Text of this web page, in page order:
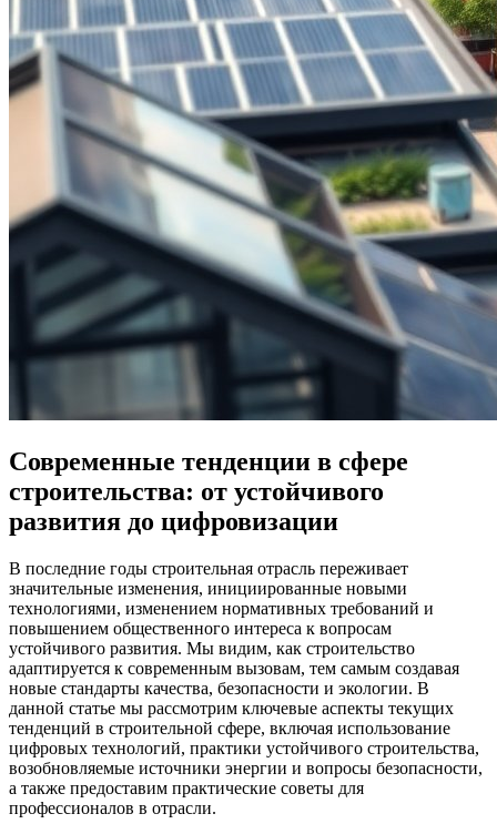
Современные тенденции в сфере
строительства: от устойчивого
развития до цифровизации
В последние годы строительная отрасль переживает
значительные изменения, инициированные новыми
технологиями, изменением нормативных требований и
повышением общественного интереса к вопросам
устойчивого развития. Мы видим, как строительство
адаптируется к современным вызовам, тем самым создавая
новые стандарты качества, безопасности и экологии. В
данной статье мы рассмотрим ключевые аспекты текущих
тенденций в строительной сфере, включая использование
цифровых технологий, практики устойчивого строительства,
возобновляемые источники энергии и вопросы безопасности,
а также предоставим практические советы для
профессионалов в отрасли.